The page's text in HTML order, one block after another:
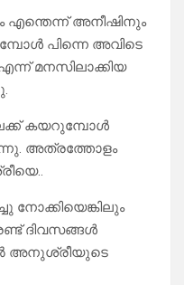
അനീഷിനും
പിന്നെ അവിടെ
മനസിലാക്കിയ
കയറുമ്പോൾ
അത്രത്തോളം
നോക്കിയെങ്കിലും
ദിവസങ്ങൾ
അനുശ്രീയുടെ